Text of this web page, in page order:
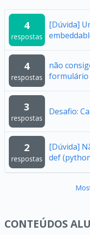
4
respostas
[Dúvida]
4
respostas
não
formulário
3
respostas
Desafio:
2
respostas
[Dúvida]
def
CONTEÚDOS